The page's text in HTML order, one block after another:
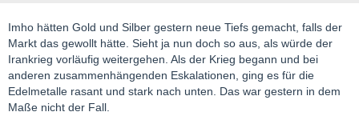
Imho hätten Gold und Silber gestern neue Tiefs gemacht, falls der
Markt das gewollt hätte. Sieht ja nun doch so aus, als würde der
Irankrieg vorläufig weitergehen. Als der Krieg begann und bei
anderen zusammenhängenden Eskalationen, ging es für die
Edelmetalle rasant und stark nach unten. Das war gestern in dem
Maße nicht der Fall.